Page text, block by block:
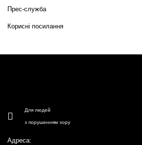
Прес-служба
Корисні посилання
Для людей
з порушенням зору
Адреса: